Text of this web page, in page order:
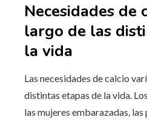
Necesidades de
largo de las
la vida
Las necesidades de calcio
distintas etapas de la vida.
las mujeres embarazadas,